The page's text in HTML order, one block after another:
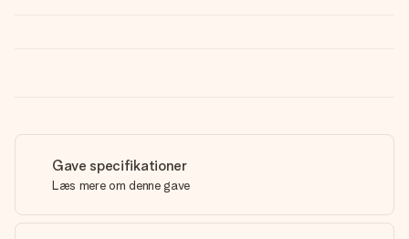
Gave specifikationer
Læs mere om denne gave